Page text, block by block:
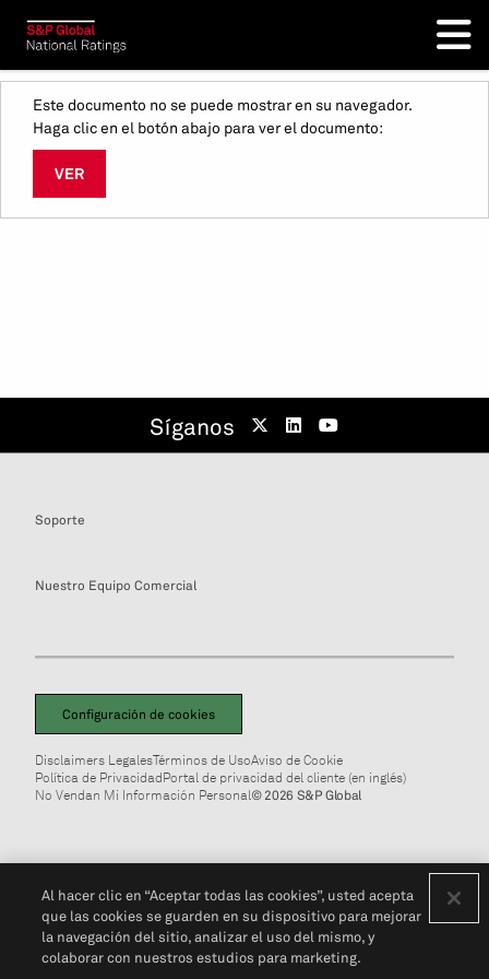
Este documento no se puede mostrar en su navegador.
Haga clic en el botón abajo para ver el documento:
VER
Síganos
Soporte
Nuestro Equipo Comercial
Configuración de cookies
Disclaimers LegalesTérminos de UsoAviso de Cookie
Política de PrivacidadPortal de privacidad del cliente (en inglés)
No Vendan Mi Información Personal© 2026 S&P Global
Al hacer clic en “Aceptar todas las cookies”, usted acepta
que las cookies se guarden en su dispositivo para mejorar
la navegación del sitio, analizar el uso del mismo, y
colaborar con nuestros estudios para marketing.